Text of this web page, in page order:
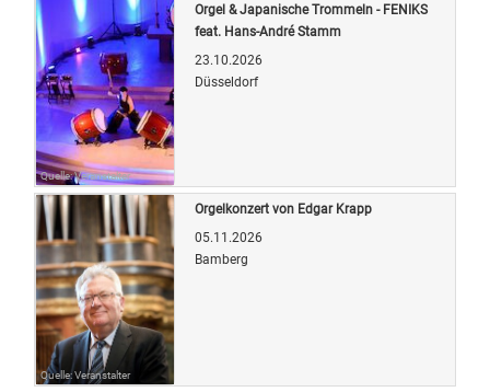
Quelle: Veranstalter
Orgel & Japanische Trommeln - FENIKS
feat. Hans-André Stamm
23.10.2026
Düsseldorf
Quelle: Veranstalter
Orgelkonzert von Edgar Krapp
05.11.2026
Bamberg